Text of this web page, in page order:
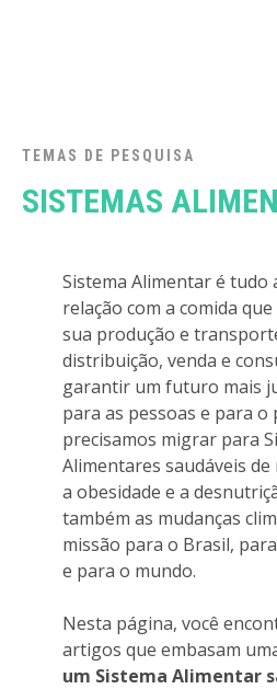
TEMAS DE PESQUISA
SISTEMAS
Sistema Alimentar é tudo
relação com a comida
sua produção e
distribuição, venda e
garantir um futuro mais
para as pessoas e para o
precisamos migrar para
Alimentares saudáveis
a obesidade e a
também as mudanças
missão para o Brasil,
e para o mundo.
Nesta página, você
artigos que embasam
um Sistema Alimentar